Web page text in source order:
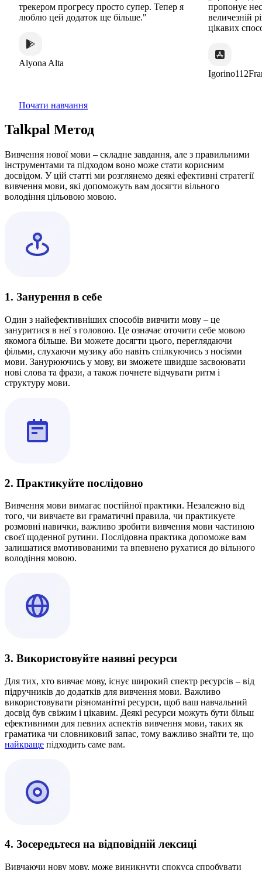
трекером прогресу просто супер. Тепер я
люблю цей додаток ще більше."
Alyona Alta
пропонує
величезній
цікавих
Igorino112France
Почати навчання
Talkpal Метод
Вивчення нової мови – складне завдання, але з правильними
інструментами та підходом воно може стати корисним
досвідом. У цій статті ми розглянемо деякі ефективні стратегії
вивчення мови, які допоможуть вам досягти вільного
володіння цільовою мовою.
1. Занурення в себе
Один з найефективніших способів вивчити мову – це
зануритися в неї з головою. Це означає оточити себе мовою
якомога більше. Ви можете досягти цього, переглядаючи
фільми, слухаючи музику або навіть спілкуючись з носіями
мови. Занурюючись у мову, ви зможете швидше засвоювати
нові слова та фрази, а також почнете відчувати ритм і
структуру мови.
2. Практикуйте послідовно
Вивчення мови вимагає постійної практики. Незалежно від
того, чи вивчаєте ви граматичні правила, чи практикуєте
розмовні навички, важливо зробити вивчення мови частиною
своєї щоденної рутини. Послідовна практика допоможе вам
залишатися вмотивованими та впевнено рухатися до вільного
володіння мовою.
3. Використовуйте наявні ресурси
Для тих, хто вивчає мову, існує широкий спектр ресурсів – від
підручників до додатків для вивчення мови. Важливо
використовувати різноманітні ресурси, щоб ваш навчальний
досвід був свіжим і цікавим. Деякі ресурси можуть бути більш
ефективними для певних аспектів вивчення мови, таких як
граматика чи словниковий запас, тому важливо знайти те, що
найкраще підходить саме вам.
4. Зосередьтеся на відповідній лексиці
Вивчаючи нову мову, може виникнути спокуса спробувати